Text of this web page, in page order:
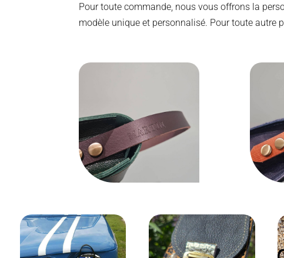
Pour toute commande, nous vous offrons la
modèle unique et personnalisé. Pour toute autre